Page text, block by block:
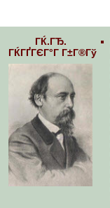
ГЌ.ГЂ.
ГЌГҐГЄГ°Г Г±Г®Гў